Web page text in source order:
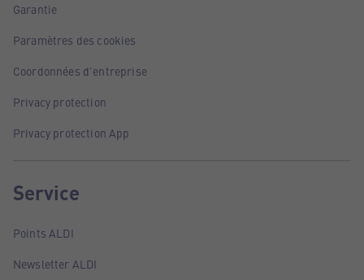
Garantie
Paramètres des cookies
Coordonnées d'entreprise
Privacy protection
Privacy protection App
Service
Points ALDI
Newsletter ALDI